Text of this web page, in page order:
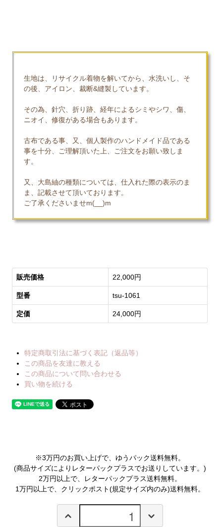
生地は、リサイクル着物を解いてから、水洗いし、そ
の後、アイロン、裁断&縫製しています。
その為、針穴、折り跡、経年によるシミやシワ、傷、
ニオイ、修復がある場合もあります。
古布である事、又、個人製作のハンドメイド品である
事を十分、ご理解頂いた上、ご注文をお願い致しま
す。
又、大島紬の種類については、仕入れた際の表示のま
ま、記載させて頂いております。
ご了承くださいませm(__)m
販売価格 22,000円
型番 tsu-1061
定価 24,000円
特定商取引法に基づく表記（返品等）
この商品を友達に教える
この商品について問い合わせる
買い物を続ける
※3万円のお買い上げで、ゆうパック送料無料。
(商品サイズによりレターパックプラスでお送りしています。)
2万円以上で、レターパックプラス送料無料。
1万円以上で、クリックポスト(規定サイズ内のみ)送料無料。